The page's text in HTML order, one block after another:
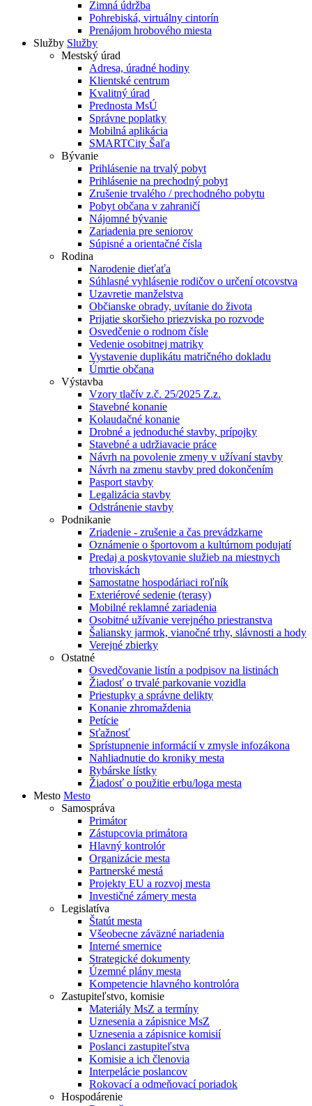
Zimná údržba
Pohrebiská, virtuálny cintorín
Prenájom hrobového miesta
Služby Služby
Mestský úrad
Adresa, úradné hodiny
Klientské centrum
Kvalitný úrad
Prednosta MsÚ
Správne poplatky
Mobilná aplikácia
SMARTCity Šaľa
Bývanie
Prihlásenie na trvalý pobyt
Prihlásenie na prechodný pobyt
Zrušenie trvalého / prechodného pobytu
Pobyt občana v zahraničí
Nájomné bývanie
Zariadenia pre seniorov
Súpisné a orientačné čísla
Rodina
Narodenie dieťaťa
Súhlasné vyhlásenie rodičov o určení otcovstva
Uzavretie manželstva
Občianske obrady, uvítanie do života
Prijatie skoršieho priezviska po rozvode
Osvedčenie o rodnom čísle
Vedenie osobitnej matriky
Vystavenie duplikátu matričného dokladu
Úmrtie občana
Výstavba
Vzory tlačív z.č. 25/2025 Z.z.
Stavebné konanie
Kolaudačné konanie
Drobné a jednoduché stavby, prípojky
Stavebné a udržiavacie práce
Návrh na povolenie zmeny v užívaní stavby
Návrh na zmenu stavby pred dokončením
Pasport stavby
Legalizácia stavby
Odstránenie stavby
Podnikanie
Zriadenie - zrušenie a čas prevádzkarne
Oznámenie o športovom a kultúrnom podujatí
Predaj a poskytovanie služieb na miestnych
trhoviskách
Samostatne hospodáriaci roľník
Exteriérové sedenie (terasy)
Mobilné reklamné zariadenia
Osobitné užívanie verejného priestranstva
Šaliansky jarmok, vianočné trhy, slávnosti a hody
Verejné zbierky
Ostatné
Osvedčovanie listín a podpisov na listinách
Žiadosť o trvalé parkovanie vozidla
Priestupky a správne delikty
Konanie zhromaždenia
Petície
Sťažnosť
Sprístupnenie informácií v zmysle infozákona
Nahliadnutie do kroniky mesta
Rybárske lístky
Žiadosť o použitie erbu/loga mesta
Mesto Mesto
Samospráva
Primátor
Zástupcovia primátora
Hlavný kontrolór
Organizácie mesta
Partnerské mestá
Projekty EU a rozvoj mesta
Investičné zámery mesta
Legislatíva
Štatút mesta
Všeobecne záväzné nariadenia
Interné smernice
Strategické dokumenty
Územné plány mesta
Kompetencie hlavného kontrolóra
Zastupiteľstvo, komisie
Materiály MsZ a termíny
Uznesenia a zápisnice MsZ
Uznesenia a zápisnice komisií
Poslanci zastupiteľstva
Komisie a ich členovia
Interpelácie poslancov
Rokovací a odmeňovací poriadok
Hospodárenie